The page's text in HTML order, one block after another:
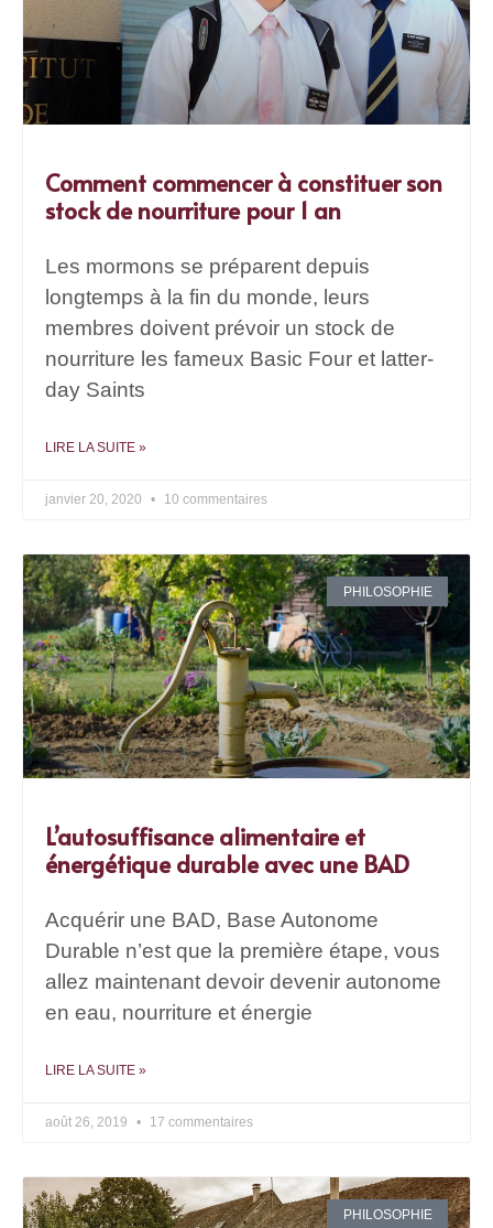
Comment commencer à constituer son
stock de nourriture pour 1 an
Les mormons se préparent depuis
longtemps à la fin du monde, leurs
membres doivent prévoir un stock de
nourriture les fameux Basic Four et latter-
day Saints
LIRE LA SUITE »
janvier 20, 2020 10 commentaires
PHILOSOPHIE
L’autosuffisance alimentaire et
énergétique durable avec une BAD
Acquérir une BAD, Base Autonome
Durable n’est que la première étape, vous
allez maintenant devoir devenir autonome
en eau, nourriture et énergie
LIRE LA SUITE »
août 26, 2019 17 commentaires
PHILOSOPHIE